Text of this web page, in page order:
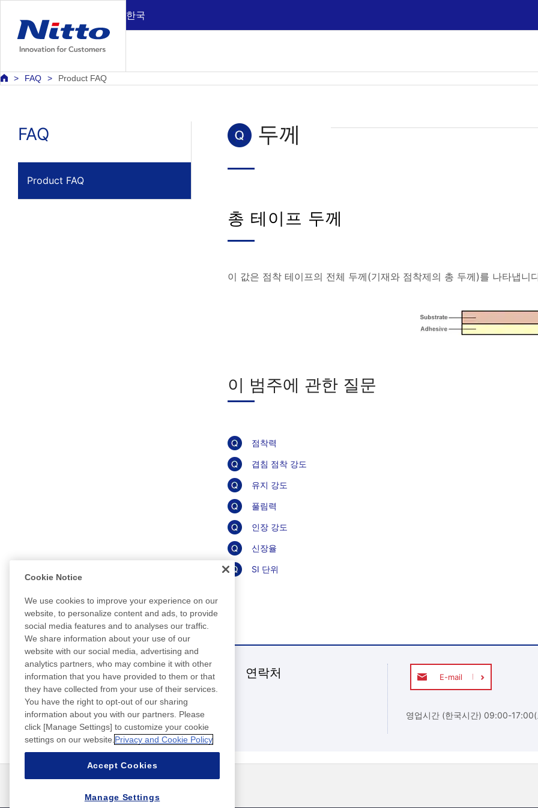
한국
FAQ Product FAQ
FAQ
Product FAQ
두께
총 테이프 두께
이 값은 점착 테이프의 전체 두께(기재와 점착제의 총 두께)를 나타냅니
이 범주에 관한 질문
점착력
겹침 점착 강도
유지 강도
풀림력
인장 강도
신장율
SI 단위
연락처 E-mail
영업시간 (한국시간) 09:00-17:00(
Cookie Notice
We use cookies to improve your experience on our
website, to personalize content and ads, to provide
social media features and to analyses our traffic.
We share information about your use of our
website with our social media, advertising and
analytics partners, who may combine it with other
information that you have provided to them or that
they have collected from your use of their services.
You have the right to opt-out of our sharing
information about you with our partners. Please
click [Manage Settings] to customize your cookie
settings on our website. Privacy and Cookie Policy
Accept Cookies
Manage Settings